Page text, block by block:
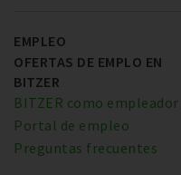
EMPLEO
OFERTAS DE EMPLO EN
BITZER
BITZER como empleador
Portal de empleo
Preguntas frecuentes